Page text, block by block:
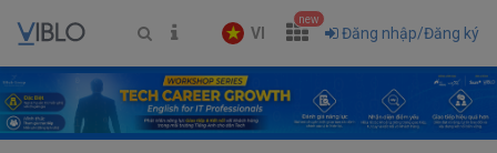
VI
new
Đăng nhập/Đăng ký